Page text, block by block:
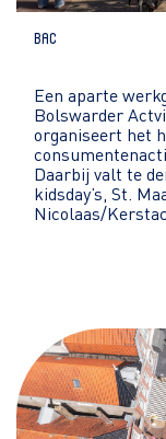
Bac
Een aparte
Bolswarder
organiseert het
Daarbij valt te
kidsday’s, St.
Nicolaas/